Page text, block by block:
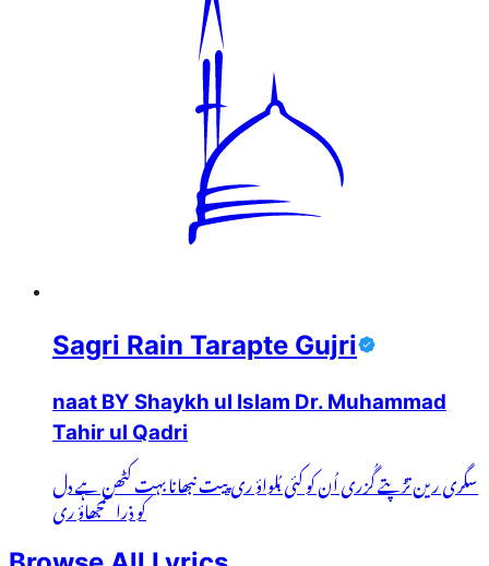
Sagri Rain Tarapte Gujri
naat BY Shaykh ul Islam Dr. Muhammad
Tahir ul Qadri
سگری رین تڑپتے گُزری اُن کو کئی بُلواؤ ری پیت نبھانا بہت کٹھن ہے دل
کو ذرا سمجھاؤ ری